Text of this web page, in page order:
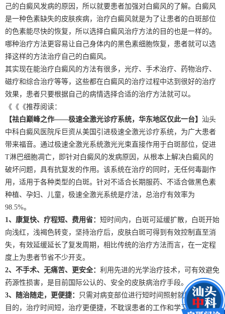
己的白癜风发病的原因，所以就要患者加强对白癜风的了解。白癜风
是一种色素缺失的皮肤疾病，治疗白癜风就是为了让患者的白斑部位
的色素能尽快的恢复，所以选择白癜风治疗方法的目的也是一样的。
哪种治疗方法更容易让自己身体内的黑色素细胞恢复，患者就可以选
择这样的方法治疗自己的白癜风。
其实现在能治疗白癜风的方法有很多，光疗、手术治疗、药物治疗、
磁疗和综合治疗等等，这些都在白癜风的治疗过程中达到很好的治疗
效果，患者只要根据自己的病情选择合适的治疗方法就可以。
《《《推荐阅读：
【祛白巅峰之作——极速全激光诊疗系统，华东地区仅此一台】 汕头
中科白癜风医院斥巨资从美国引进极速全激光诊疗系统，为广大患者
带来福音。通过极速全激光系统激光光束直接作用于白斑部位，促进
T淋巴细胞凋亡，即针对白癜风的发病原因，从根本上解决白癜风的
破坏问题，具有抗复发的作用。该系统在治疗的同时，无任何毒副作
用，适用于各种类型的白斑。针对不适合长期服药、不适合做黑色素
种植、孕妇、儿童，极速全激光系统是疗法，总治疗有效率为
98.5%。
1、康复快、疗程短、费用省： 短时间内，白斑可延缓扩散，白斑开始
向浅红，浅褐色转变，坚持治疗后，皮肤白斑可得到有效控制直至消
失，有效延缓延长了复发周期，相比传统的治疗方法而言，在一定程
度上为患者节省不少开支。
2、不手术、无痛苦、更安全： 利用先进的光学治疗技术，可有效避免
药源性损害，是目前国际公认的、安全的皮肤病治疗手段。
3、随治随走，更便捷：
只需对病变部位进行短时间照射就能达到治疗
目的，治疗时间短，治疗更便捷，不耽误患者的工作和学习生活。